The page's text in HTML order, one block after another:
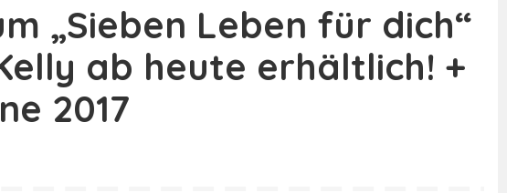
„Sieben Leben für dich“
ab heute erhältlich! +
2017